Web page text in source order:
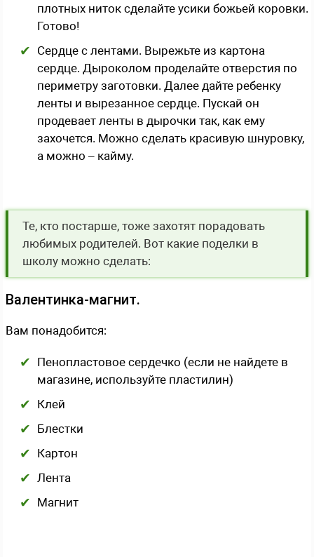
плотных ниток сделайте усики божьей коровки.
Готово!
Сердце с лентами. Вырежьте из картона
сердце. Дыроколом проделайте отверстия по
периметру заготовки. Далее дайте ребенку
ленты и вырезанное сердце. Пускай он
продевает ленты в дырочки так, как ему
захочется. Можно сделать красивую шнуровку,
а можно – кайму.
Те, кто постарше, тоже захотят порадовать
любимых родителей. Вот какие поделки в
школу можно сделать:
Валентинка-магнит.
Вам понадобится:
Пенопластовое сердечко (если не найдете в
магазине, используйте пластилин)
Клей
Блестки
Картон
Лента
Магнит